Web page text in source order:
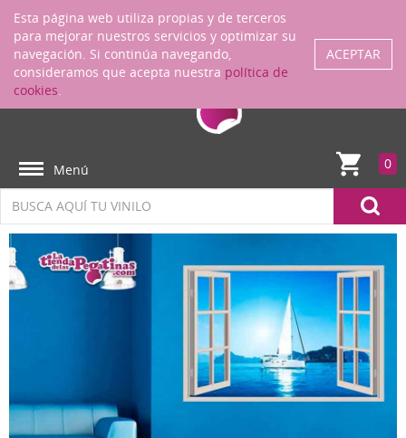
ENTRAR
Menú 0
Esta página web utiliza propias y de terceros
para mejorar nuestros servicios y optimizar su
navegación. Si continúa navegando,
consideramos que acepta nuestra política de
cookies.
ACEPTAR